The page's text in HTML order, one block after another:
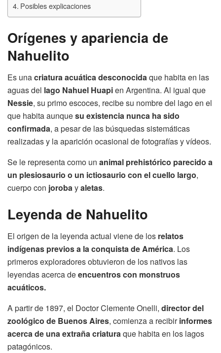
Posibles explicaciones
Orígenes y apariencia de
Nahuelito
Es unacriatura acuática desconocida que habita en las
aguas del lago Nahuel Huapien Argentina. Al igual que
Nessie, su primo escoces, recibe su nombre del lago en el
que habita aunquesu existencia nunca ha sido
confirmada, a pesar de las búsquedas sistemáticas
realizadas y la aparición ocasional de fotografías y vídeos.
Se le representa como un animal prehistórico parecido a
un plesiosaurio o un ictiosaurio con el cuello largo,
cuerpo con joroba yaletas.
Leyenda de Nahuelito
El origen de la leyenda actual viene de los relatos
indígenas previos a la conquista de América. Los
primeros exploradores obtuvieron de los nativos las
leyendas acerca deencuentros con monstruos
acuáticos.
A partir de 1897, el Doctor Clemente Onelli, director del
zoológico de Buenos Aires, comienza a recibirinformes
acerca de una extraña criaturaque habita en los lagos
patagónicos.